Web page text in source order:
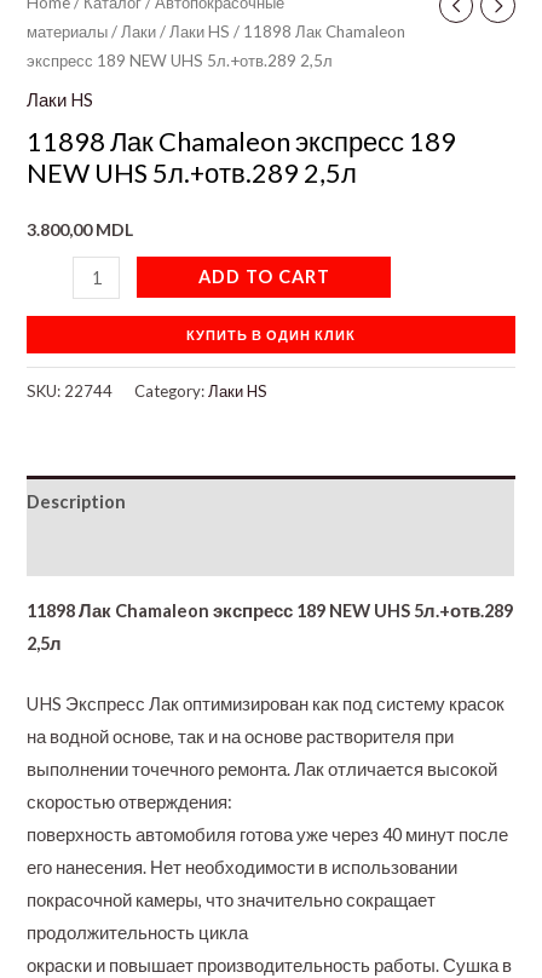
материалы/Лаки/Лаки HS / 11898 Лак Chamaleon
экспресс 189 NEW UHS 5л.+отв.289 2,5л
Лаки HS
11898 Лак Chamaleon экспресс 189
NEW UHS 5л.+отв.289 2,5л
3.800,00MDL
ADD TO CART
КУПИТЬ В ОДИН КЛИК
SKU: 22744 Category: Лаки HS
Description
11898 Лак Chamaleon экспресс 189 NEW UHS 5л.+отв.289
2,5л
UHS Экспресс Лак оптимизирован как под систему красок
на водной основе, так и на основе растворителя при
выполнении точечного ремонта. Лак отличается высокой
скоростью отверждения:
поверхность автомобиля готова уже через 40 минут после
его нанесения. Нет необходимости в использовании
покрасочной камеры, что значительно сокращает
продолжительность цикла
окраски и повышает производительность работы. Сушка в